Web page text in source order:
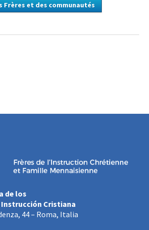
Frères et des communautés
de los
Cristiana
44 – Roma, Italia